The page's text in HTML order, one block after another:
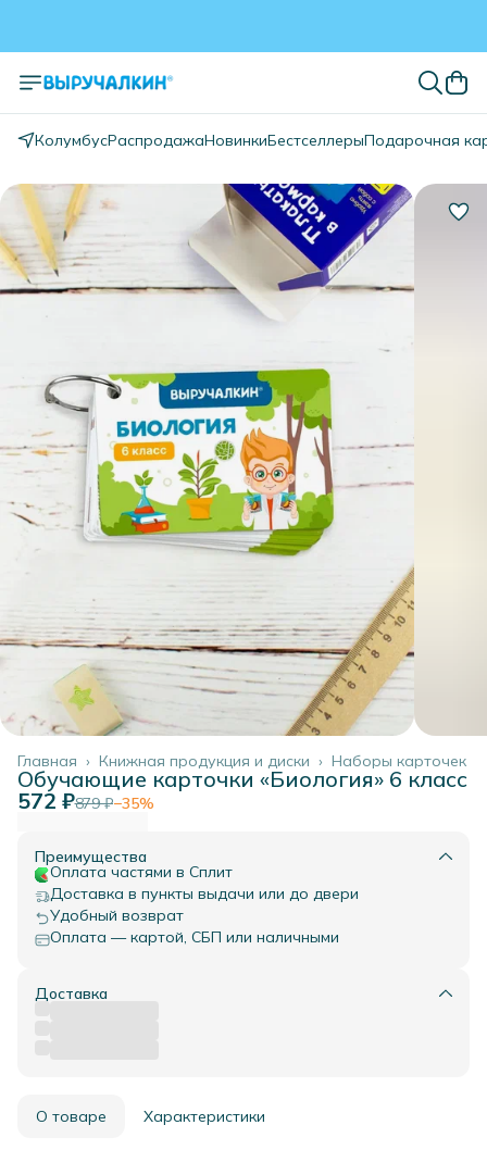
КолумбусРаспродажаНовинкиБестселлерыПодарочная
Наборы карточек
Книжная продукция и диски ›
Главная ›
Обучающие карточки «Биология» 6 класс
572 ₽879 ₽−35%
Преимущества
Оплата частями в Сплит
Доставка в пункты выдачи или до двери
Удобный возврат
Оплата — картой, СБП или наличными
Доставка
О товаре Характеристики